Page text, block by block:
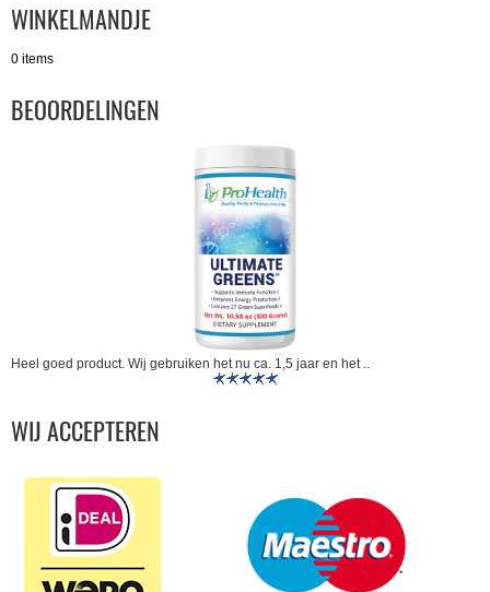
WINKELMANDJE
0 items
BEOORDELINGEN
Heel goed product. Wij gebruiken het nu ca. 1,5 jaar en het ..
WIJ ACCEPTEREN